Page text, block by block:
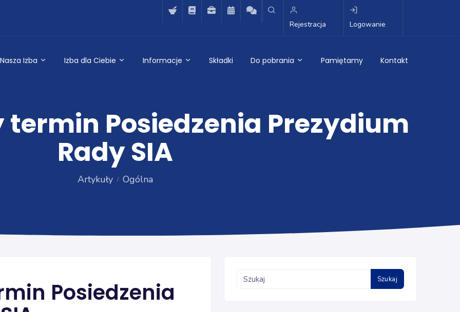
Rejestracja Logowanie
Nasza Izba Izba dla Ciebie Informacje Składki Do pobrania Pamiętamy Kontakt
Posiedzenia Prezydium
Rady SIA
Artykuły Ogólna
Posiedzenia Szukaj